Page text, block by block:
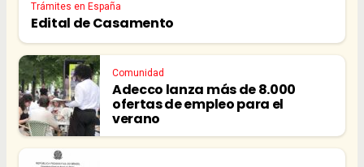
Trámites en España
Edital de Casamento
Comunidad
Adecco lanza más de 8.000
ofertas de empleo para el
verano